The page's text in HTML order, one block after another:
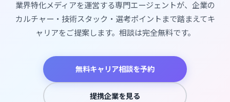
業界特化メディアを運営する専門エージェントが、企業の
カルチャー・技術スタック・選考ポイントまで踏まえてキ
ャリアをご提案します。相談は完全無料です。
無料キャリア相談を予約
提携企業を見る